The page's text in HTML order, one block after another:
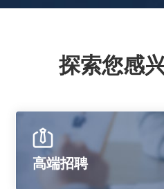
探索您感
高端招聘